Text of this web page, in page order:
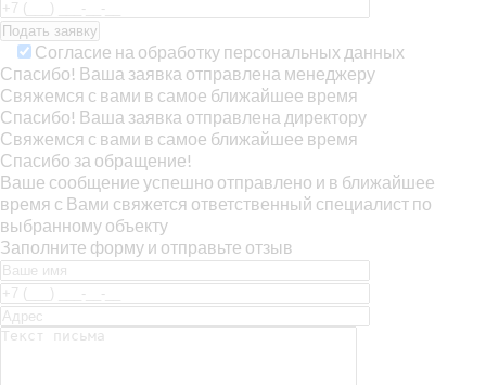
Согласие на обработку персональных данных
Спасибо! Ваша заявка отправлена менеджеру
Свяжемся с вами в самое ближайшее время
Спасибо! Ваша заявка отправлена директору
Свяжемся с вами в самое ближайшее время
Спасибо за обращение!
Ваше сообщение успешно отправлено и в ближайшее
время с Вами свяжется ответственный специалист по
выбранному объекту
Заполните форму и отправьте отзыв